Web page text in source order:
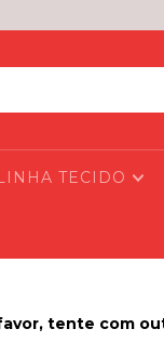
TECIDO
tente com